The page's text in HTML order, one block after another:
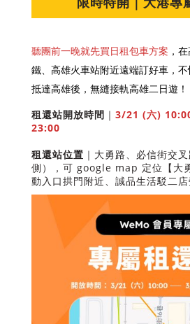
聽團前一晚就先買日租包車方案 ，
鐵、高雄火車站附近遠端訂好車，不
抵達高雄後，無縫接軌高雄二日遊！
租還站開放時間 ｜ 3/21 (六)
23:00
租還站位置 ｜大勇路、必信街交
側），可 google map 定位【 大
動入口拱門附近、誠品生活駁二